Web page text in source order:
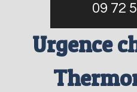
09 72
Urgence